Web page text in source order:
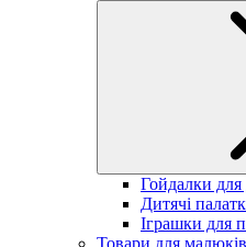
Гойдалки для
Дитячі
Іграшки для
Товари для малюків